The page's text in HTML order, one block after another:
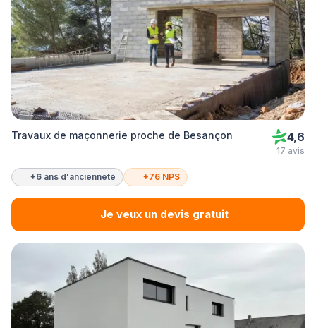
Travaux de maçonnerie proche de Besançon 4,6
17 avis
+6 ans d'ancienneté +76 NPS
Je veux un devis gratuit